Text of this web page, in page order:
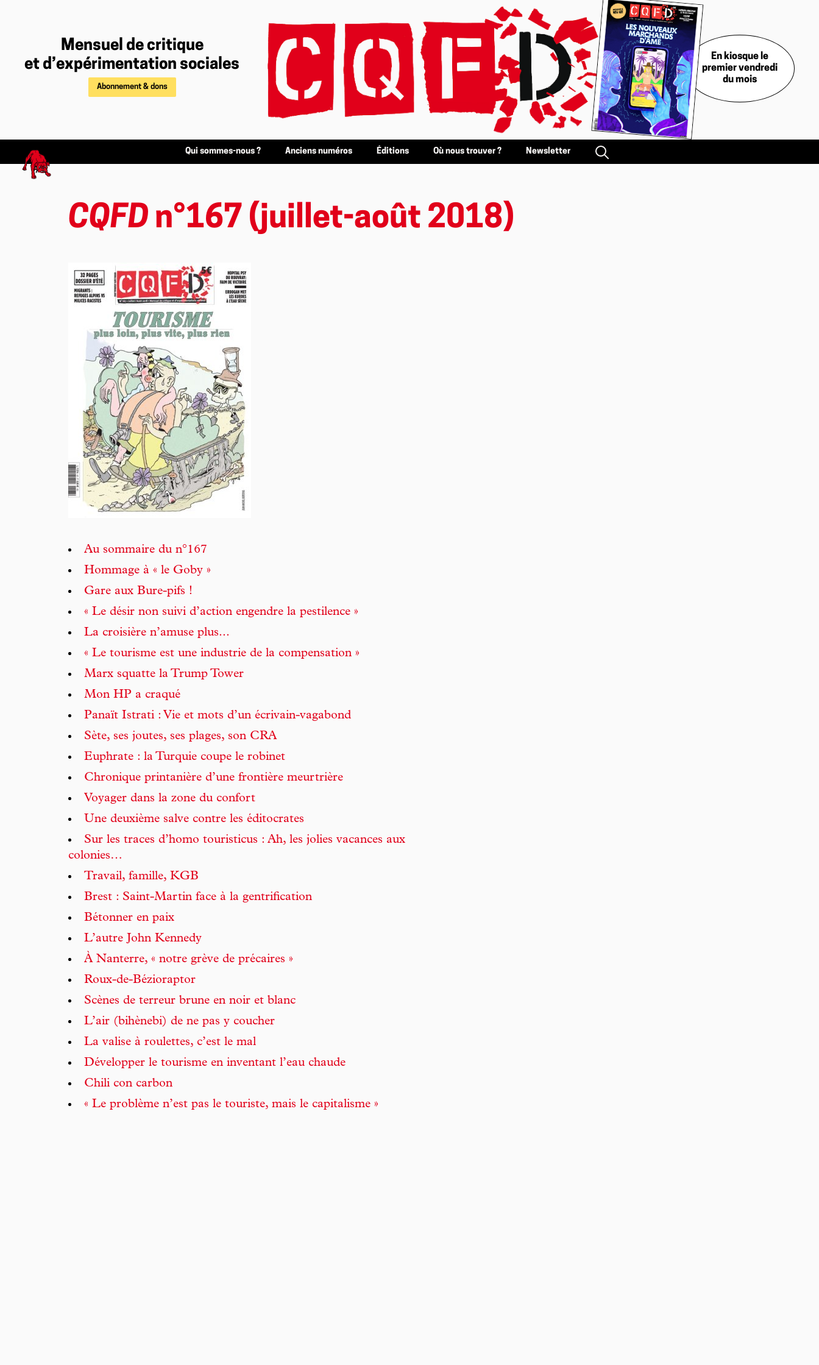
Mensuel de critique
et d’expérimentation sociales
Abonnement & dons
En kiosque le
premier vendredi
du mois
Qui sommes-nous ? Anciens numéros Éditions Où nous trouver ? Newsletter
CQFD n°167 (juillet-août 2018)
Au sommaire du n°167
Hommage à « le Goby »
Gare aux Bure-pifs !
« Le désir non suivi d’action engendre la pestilence »
La croisière n’amuse plus...
« Le tourisme est une industrie de la compensation »
Marx squatte la Trump Tower
Mon HP a craqué
Panaït Istrati : Vie et mots d’un écrivain-vagabond
Sète, ses joutes, ses plages, son CRA
Euphrate : la Turquie coupe le robinet
Chronique printanière d’une frontière meurtrière
Voyager dans la zone du confort
Une deuxième salve contre les éditocrates
Sur les traces d’homo touristicus : Ah, les jolies vacances aux
colonies…
Travail, famille, KGB
Brest : Saint-Martin face à la gentrification
Bétonner en paix
L’autre John Kennedy
À Nanterre, « notre grève de précaires »
Roux-de-Bézioraptor
Scènes de terreur brune en noir et blanc
L’air (bihènebi) de ne pas y coucher
La valise à roulettes, c’est le mal
Développer le tourisme en inventant l’eau chaude
Chili con carbon
« Le problème n’est pas le touriste, mais le capitalisme »